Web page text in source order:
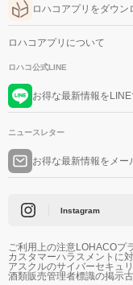
ロハコアプリをダウン
ロハコアプリについて
ロハコ公式LINE
お得な最新情報を
ニュースレター
お得な最新情報をメー
Instagram
ご利用上の注意LOHACOプ
カスタマーハラスメントに
アスクルのサイバーセキュ
酒類販売管理者標識の掲示